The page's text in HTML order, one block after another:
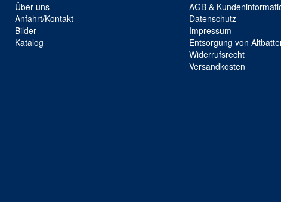
Über uns
Anfahrt/Kontakt
Bilder
Katalog
AGB &
Datenschutz
Impressum
Entsorgung von
Widerrufsrecht
Versandkosten